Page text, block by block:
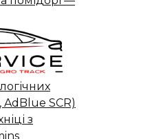
AdBlue SCR)
з